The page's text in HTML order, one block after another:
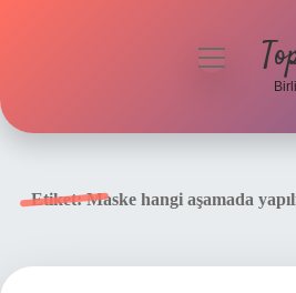
menüyü
Etiket:Maske hangi aşamada